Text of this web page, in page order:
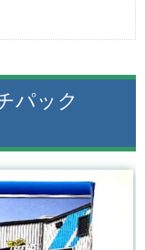
パック